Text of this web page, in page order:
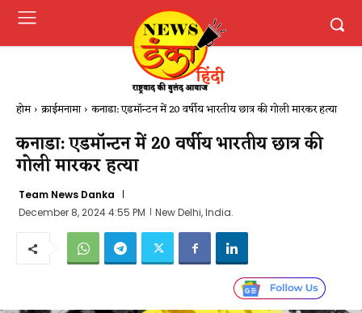
होम क्राईमनामा कनाडा: एडमॉन्टन में 20 वर्षीय भारतीय छात्र की गोली मारकर हत्या
कनाडा: एडमॉन्टन में 20 वर्षीय भारतीय छात्र की
गोली मारकर हत्या
Team News Danka
December 8, 2024 4:55 PM
New Delhi, India.